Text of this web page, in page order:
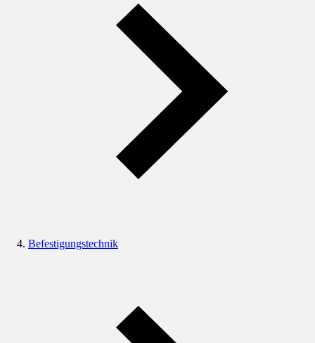
Befestigungstechnik